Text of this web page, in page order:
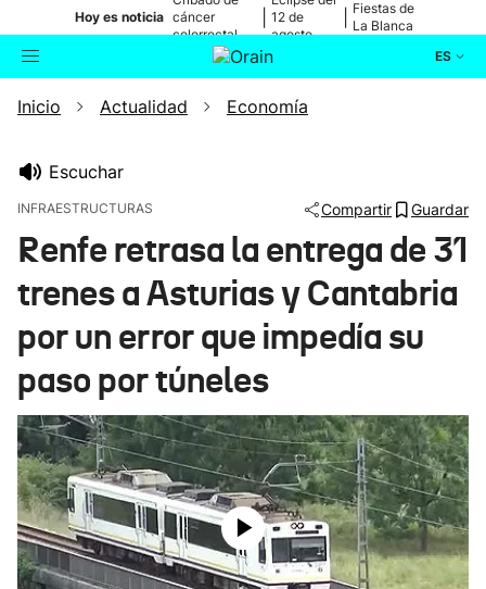
Hoy es noticia cáncer
colorrectal
12 de
agosto
Fiestas de
La Blanca
ES
Buscador Actualidad
Ikusmiran
Eguraldia
Inicio Actualidad Economía
Escuchar
INFRAESTRUCTURAS Compartir Guardar
Renfe retrasa la entrega de 31
trenes a Asturias y Cantabria
por un error que impedía su
paso por túneles